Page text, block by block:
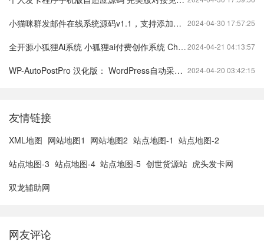
2024-04-30 17:57:25
小猫咪群发邮件在线系统源码v1.1，支持添加附件（猫咪发送邮件获取最新域名）
2024-04-21 04:13:57
全开源小狐狸Ai系统 小狐狸ai付费创作系统 ChatGPT智能机器人2.7.6开心版
2024-04-20 03:42:15
WP-AutoPostPro 汉化版： WordPress自动采集发布插件
友情链接
XML地图 网站地图1 网站地图2 站点地图-1 站点地图-2
站点地图-3 站点地图-4 站点地图-5 创世货源站 虎头发卡网
双龙辅助网
网友评论